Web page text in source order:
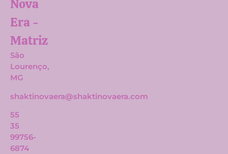
Nova
Era -
Matriz​
São
Lourenço,
MG
shaktinovaera@shaktinovaera.com
55
35
99756-
6874